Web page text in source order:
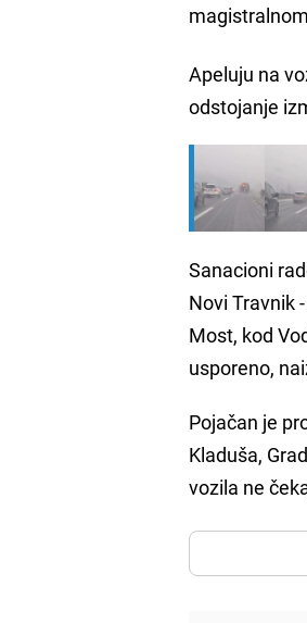
Apeluju na
odstojanje
Sanacioni
Novi Travnik
Most, kod
usporeno,
Pojačan je
Kladuša,
vozila ne